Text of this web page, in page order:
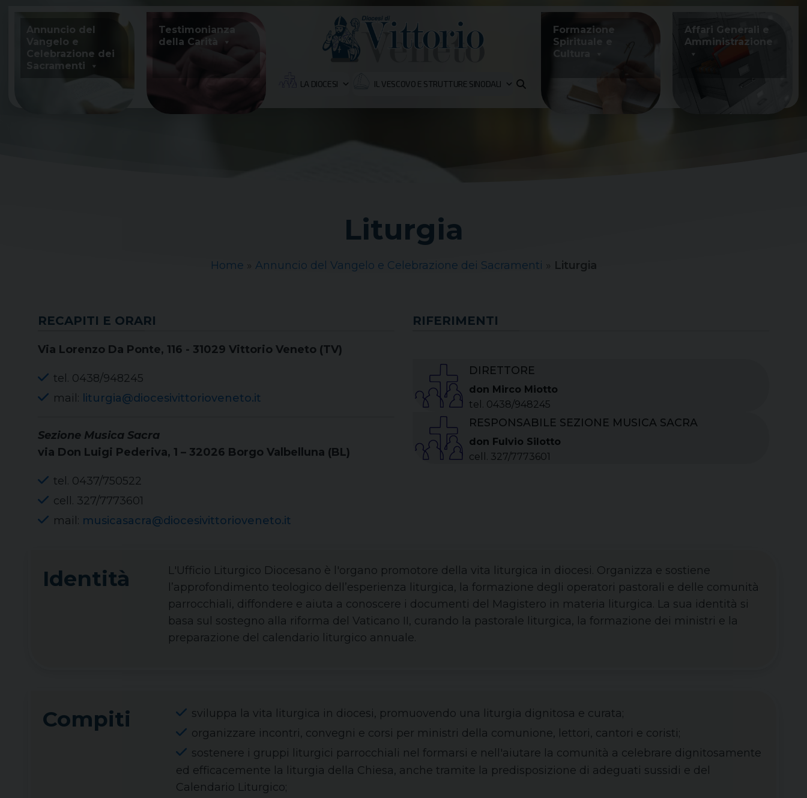
content
Annuncio del
Vangelo e
Celebrazione dei
Sacramenti
Testimonianza
della Carità
LA DIOCESI IL VESCOVO E STRUTTURE SINODALI
Formazione
Spirituale e
Cultura
Affari Generali e
Amministrazione
Liturgia
Home » Annuncio del Vangelo e Celebrazione dei Sacramenti » Liturgia
RECAPITI E ORARI
Via Lorenzo Da Ponte, 116 - 31029 Vittorio Veneto (TV)
tel. 0438/948245
mail: liturgia@diocesivittorioveneto.it
Sezione Musica Sacra
via Don Luigi Pederiva, 1 – 32026 Borgo Valbelluna (BL)
tel. 0437/750522
cell. 327/7773601
mail: musicasacra@diocesivittorioveneto.it
RIFERIMENTI
DIRETTORE
don Mirco Miotto
tel. 0438/948245
RESPONSABILE SEZIONE MUSICA SACRA
don Fulvio Silotto
cell. 327/7773601
Identità
L'Ufficio Liturgico Diocesano è l'organo promotore della vita liturgica in diocesi. Organizza e sostiene
l’approfondimento teologico dell’esperienza liturgica, la formazione degli operatori pastorali e delle comunità
parrocchiali, diffondere e aiuta a conoscere i documenti del Magistero in materia liturgica. La sua identità si
basa sul sostegno alla riforma del Vaticano II, curando la pastorale liturgica, la formazione dei ministri e la
preparazione del calendario liturgico annuale.
Compiti
sviluppa la vita liturgica in diocesi, promuovendo una liturgia dignitosa e curata;
organizzare incontri, convegni e corsi per ministri della comunione, lettori, cantori e coristi;
sostenere i gruppi liturgici parrocchiali nel formarsi e nell'aiutare la comunità a celebrare dignitosamente
ed efficacemente la liturgia della Chiesa, anche tramite la predisposizione di adeguati sussidi e del
Calendario Liturgico;